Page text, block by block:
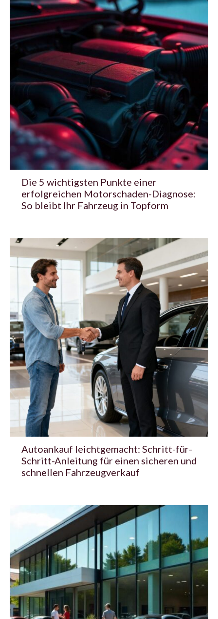
Die 5 wichtigsten Punkte einer
erfolgreichen Motorschaden-Diagnose:
So bleibt Ihr Fahrzeug in Topform
Autoankauf leichtgemacht: Schritt-für-
Schritt-Anleitung für einen sicheren und
schnellen Fahrzeugverkauf